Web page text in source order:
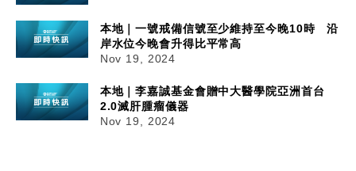
本地｜一號戒備信號至少維持至今晚10時 沿
岸水位今晚會升得比平常高
Nov 19, 2024
本地｜李嘉誠基金會贈中大醫學院亞洲首台
2.0滅肝腫瘤儀器
Nov 19, 2024